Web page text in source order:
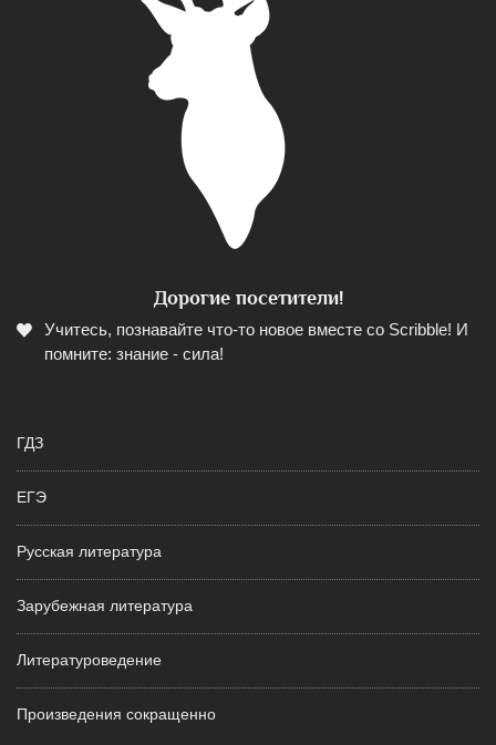
Дорогие посетители!
Учитесь, познавайте что-то новое вместе со Scribble! И
помните: знание - сила!
ГДЗ
ЕГЭ
Русская литература
Зарубежная литература
Литературоведение
Произведения сокращенно